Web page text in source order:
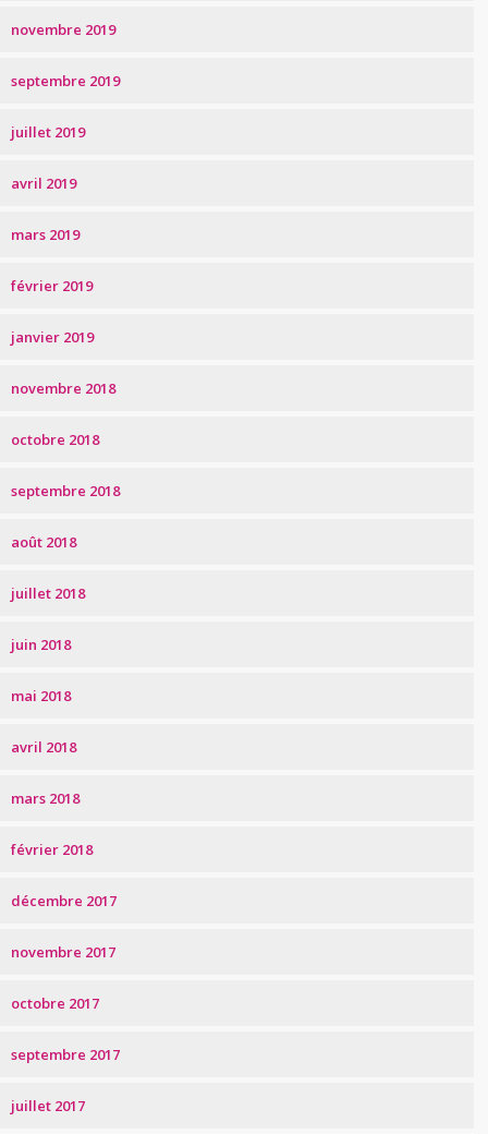
novembre 2019
septembre 2019
juillet 2019
avril 2019
mars 2019
février 2019
janvier 2019
novembre 2018
octobre 2018
septembre 2018
août 2018
juillet 2018
juin 2018
mai 2018
avril 2018
mars 2018
février 2018
décembre 2017
novembre 2017
octobre 2017
septembre 2017
juillet 2017